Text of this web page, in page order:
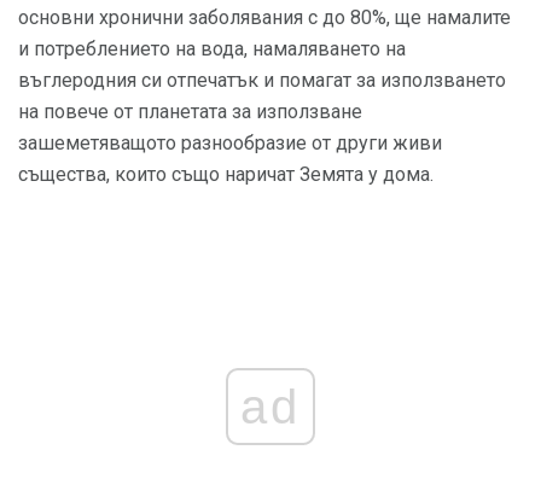
основни хронични заболявания с до 80%, ще намалите
и потреблението на вода, намаляването на
въглеродния си отпечатък и помагат за използването
на повече от планетата за използване
зашеметяващото разнообразие от други живи
същества, които също наричат ​​Земята у дома.
ad